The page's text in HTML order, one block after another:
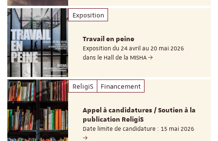
Exposition
Travail en peine
Exposition du 24 avril au 20 mai 2026
dans le Hall de la MISHA
ReligiS Financement
Appel à candidatures / Soutien à la
publication ReligiS
Date limite de candidature : 15 mai 2026